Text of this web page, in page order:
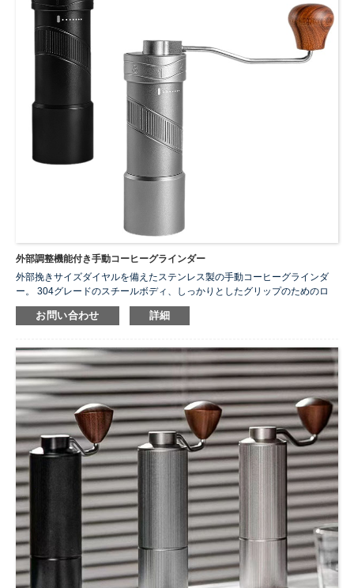
素材:ガラス
350ML/600ML
自然の竹
外部調整機能付き手動コーヒーグラインダー
外部挽きサイズダイヤルを備えたステンレス製の手動コーヒーグラインダ
ー。 304グレードのスチールボディ、しっかりとしたグリップのためのロ
ーレット加工されたバレル、人間工学に基づいた木製クランクハンドルが
特徴です。コンパクト（Ø55×165 mm）で持ち運びが可能で、エスプレッ
提供します。家庭、オフィス、旅行に最適です。
サイズ:本体：65×55MM / ハンドル：175MM
色:ブラック/グレー
重量:490G
...
お問い合わせ 詳細